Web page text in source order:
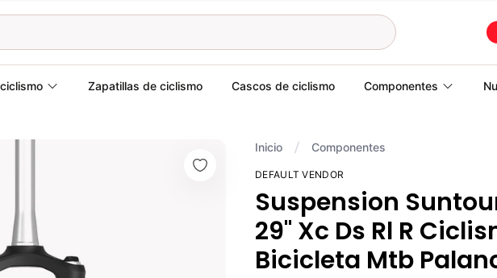
Zapatillas de ciclismo Cascos de ciclismo Componentes
Inicio Componentes
DEFAULT VENDOR
Suspension
29" Xc Ds Rl R
Bicicleta Mtb